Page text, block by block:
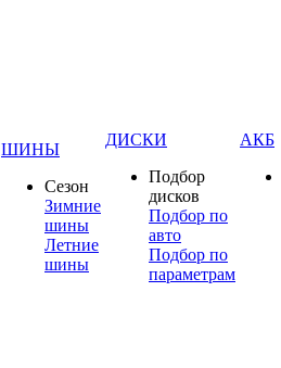
ШИНЫ
Сезон
Зимние
шины
Летние
шины
ДИСКИ
Подбор
дисков
Подбор по
авто
Подбор по
параметрам
АКБ